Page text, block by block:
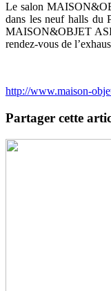
Le salon
dans les neuf halls du
MAISON&OBJET
rendez-vous de
http://www.maison-
Partager cette